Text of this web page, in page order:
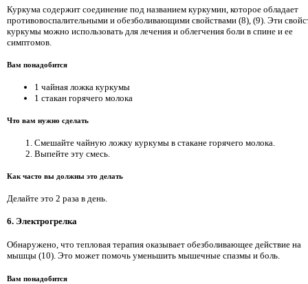
Куркума содержит соединение под названием куркумин, которое обладает
противовоспалительными и обезболивающими свойствами (8), (9). Эти
куркумы можно использовать для лечения и облегчения боли в спине и ее
симптомов.
Вам понадобится
1 чайная ложка куркумы
1 стакан горячего молока
Что вам нужно сделать
Смешайте чайную ложку куркумы в стакане горячего молока.
Выпейте эту смесь.
Как часто вы должны это делать
Делайте это 2 раза в день.
6. Электрогрелка
Обнаружено, что тепловая терапия оказывает обезболивающее действие на
мышцы (10). Это может помочь уменьшить мышечные спазмы и боль.
Вам понадобится